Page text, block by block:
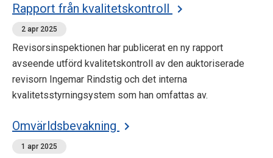
Rapport från kvalitetskontroll
2 apr 2025
Revisorsinspektionen har publicerat en ny rapport
avseende utförd kvalitetskontroll av den auktoriserade
revisorn Ingemar Rindstig och det interna
kvalitetsstyrningsystem som han omfattas av.
Omvärldsbevakning
1 apr 2025